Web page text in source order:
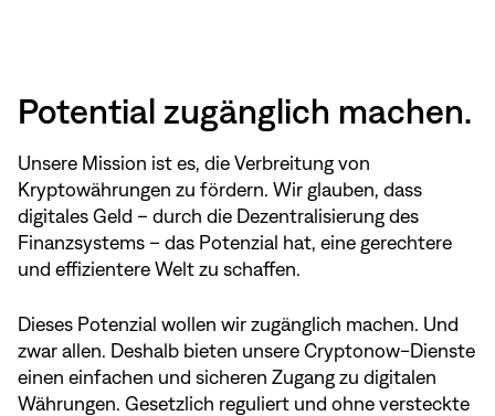
Potential zugänglich machen.
Unsere Mission ist es, die Verbreitung von
Kryptowährungen zu fördern. Wir glauben, dass
digitales Geld – durch die Dezentralisierung des
Finanzsystems – das Potenzial hat, eine gerechtere
und effizientere Welt zu schaffen.
Dieses Potenzial wollen wir zugänglich machen. Und
zwar allen. Deshalb bieten unsere Cryptonow-Dienste
einen einfachen und sicheren Zugang zu digitalen
Währungen. Gesetzlich reguliert und ohne versteckte